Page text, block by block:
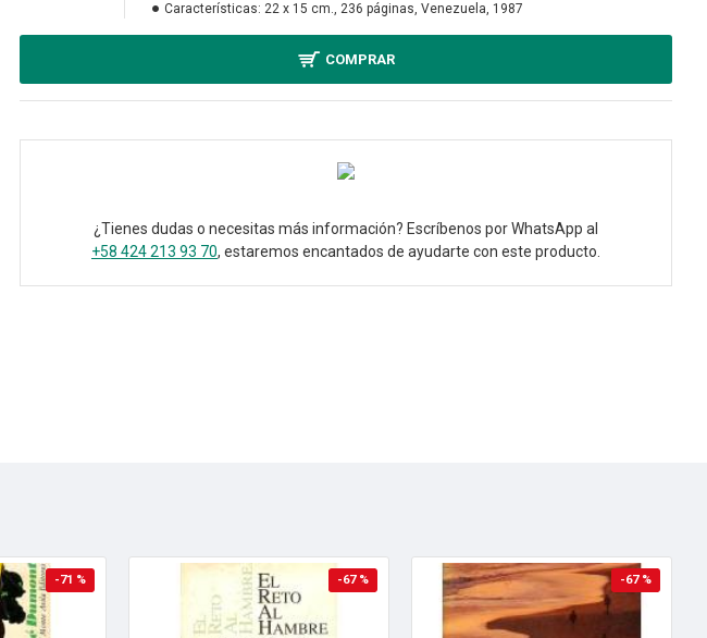
Características: 22 x 15 cm., 236 páginas, Venezuela, 1987
COMPRAR
¿Tienes dudas o necesitas más información? Escríbenos por WhatsApp al
+58 424 213 93 70, estaremos encantados de ayudarte con este producto.
-71 % -67 % -67 %